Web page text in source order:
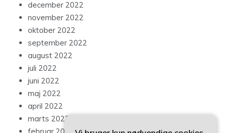
november 2022
oktober 2022
september 2022
august 2022
juli 2022
juni 2022
maj 2022
april 2022
marts 2022
februar 2022